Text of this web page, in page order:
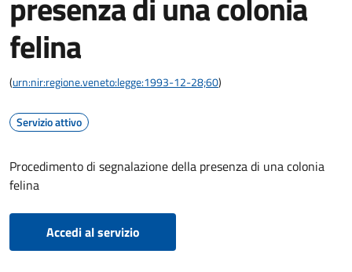
felina
(urn:nir:regione.veneto:legge:1993-12-28;60)
Servizio attivo
Procedimento di segnalazione della presenza di una colonia
felina
Accedi al servizio